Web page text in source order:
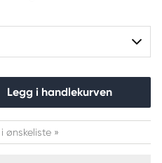
Legg i handlekurven
ønskeliste »